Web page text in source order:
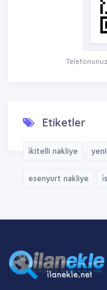
Etiketler
i̇kitelli nakliye
esenyurt nakliye